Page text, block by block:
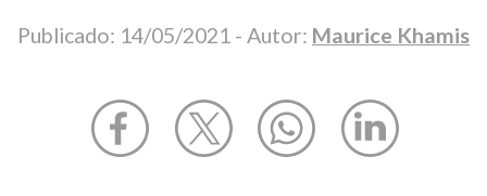
Publicado: 14/05/2021 - Autor: Maurice Khamis